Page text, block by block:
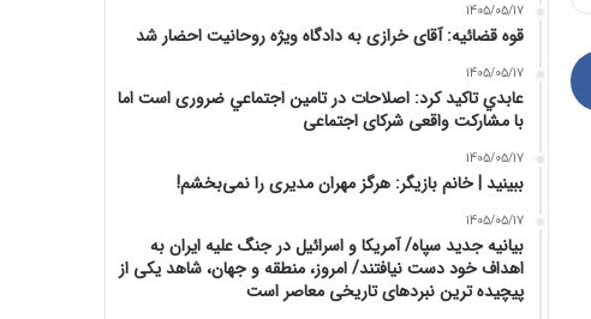
1405/05/17
قوه قضائیه: آقای خرازی به دادگاه ویژه روحانیت احضار شد
1405/05/17
عابدي تاكيد كرد: اصلاحات در تامين اجتماعي ضروری است اما
با مشارکت واقعی شرکای اجتماعی
1405/05/17
ببینید | خانم بازیگر: هرگز مهران مدیری را نمی‌بخشم!
1405/05/17
بیانیه جدید سپاه/ آمریکا و اسرائیل در جنگ علیه ایران به
اهداف خود دست نیافتند/ امروز، منطقه و جهان، شاهد یکی از
پیچیده ترین نبردهای تاریخی معاصر است